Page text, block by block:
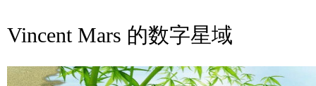
Vincent Mars 的数字星域